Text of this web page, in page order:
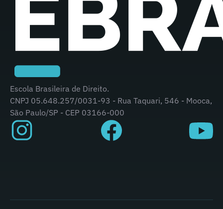
Escola Brasileira de Direito.
CNPJ 05.648.257/0031-93 - Rua Taquari, 546 - Mooca,
São Paulo/SP - CEP 03166-000